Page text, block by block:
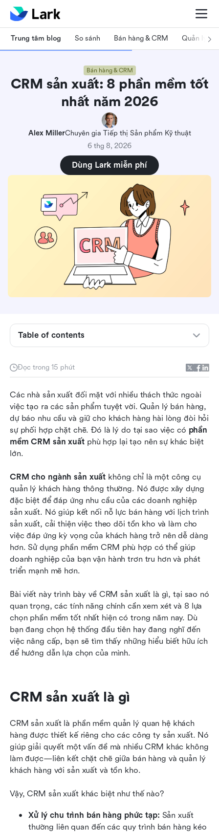
Trung tâm blog So sánh Bán hàng & CRM Quản lý dự
Bán hàng & CRM
CRM sản xuất: 8 phần mềm tốt
nhất năm 2026
Alex MillerChuyên gia Tiếp thị Sản phẩm Kỹ thuật
6 thg 8, 2026
Dùng Lark miễn phí
Đọc trong 15 phút
Các nhà sản xuất đối mặt với nhiều thách thức ngoài
việc tạo ra các sản phẩm tuyệt vời. Quản lý bán hàng,
dự báo nhu cầu và giữ cho khách hàng hài lòng đòi hỏi
sự phối hợp chặt chẽ. Đó là lý do tại sao việc có phần
mềm CRM sản xuất phù hợp lại tạo nên sự khác biệt
lớn.
CRM cho ngành sản xuất không chỉ là một công cụ
quản lý khách hàng thông thường. Nó được xây dựng
đặc biệt để đáp ứng nhu cầu của các doanh nghiệp
sản xuất. Nó giúp kết nối nỗ lực bán hàng với lịch trình
sản xuất, cải thiện việc theo dõi tồn kho và làm cho
việc đáp ứng kỳ vọng của khách hàng trở nên dễ dàng
hơn. Sử dụng phần mềm CRM phù hợp có thể giúp
doanh nghiệp của bạn vận hành trơn tru hơn và phát
triển mạnh mẽ hơn.
Bài viết này trình bày về CRM sản xuất là gì, tại sao nó
quan trọng, các tính năng chính cần xem xét và 8 lựa
chọn phần mềm tốt nhất hiện có trong năm nay. Dù
bạn đang chọn hệ thống đầu tiên hay đang nghĩ đến
việc nâng cấp, bạn sẽ tìm thấy những hiểu biết hữu ích
để hướng dẫn lựa chọn của mình.
CRM sản xuất là gì
CRM sản xuất là phần mềm quản lý quan hệ khách
hàng được thiết kế riêng cho các công ty sản xuất. Nó
giúp giải quyết một vấn đề mà nhiều CRM khác không
làm được—liên kết chặt chẽ giữa bán hàng và quản lý
khách hàng với sản xuất và tồn kho.
Vậy, CRM sản xuất khác biệt như thế nào?
Xử lý chu trình bán hàng phức tạp: Sản xuất
thường liên quan đến các quy trình bán hàng kéo
Table of contents
CRM sản xuất là gì
Tại sao ngành sản xuất cần phần mềm CRM
Những tính năng chính cần tìm trong phần mềm
CRM sản xuất
8 phần mềm CRM sản xuất hàng đầu
Những câu hỏi thường gặp
Kết luận
Đọc thêm